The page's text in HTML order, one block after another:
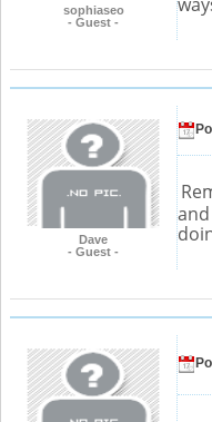
sophiaseo
- Guest -
Dave
- Guest -